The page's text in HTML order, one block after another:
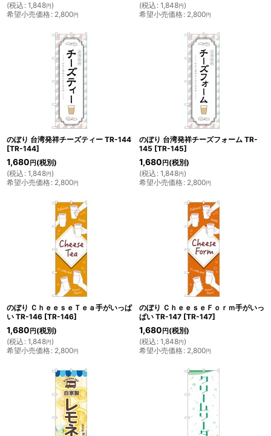
(税込 : 1,848円)
希望小売価格: 2,800円
(税込 : 1,848円)
希望小売価格: 2,800円
のぼり 台湾発祥チーズティー TR-144
[TR-144]
1,680 円 (税別)
(税込 : 1,848円)
希望小売価格: 2,800円
のぼり 台湾発祥チーズフォーム TR-
145 [TR-145]
1,680 円 (税別)
(税込 : 1,848円)
希望小売価格: 2,800円
のぼり ＣｈｅｅｓｅＴｅａ手がいっぱ
い TR-146 [TR-146]
1,680 円 (税別)
(税込 : 1,848円)
希望小売価格: 2,800円
のぼり ＣｈｅｅｓｅＦｏｒｍ手がいっ
ぱい TR-147 [TR-147]
1,680 円 (税別)
(税込 : 1,848円)
希望小売価格: 2,800円